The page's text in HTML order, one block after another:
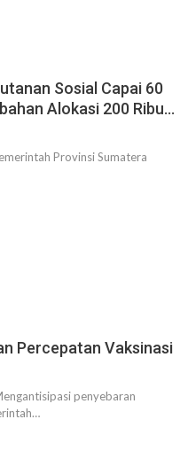
Sosial Capai 60
Alokasi 200 Ribu…
Provinsi Sumatera
Percepatan Vaksinasi
penyebaran